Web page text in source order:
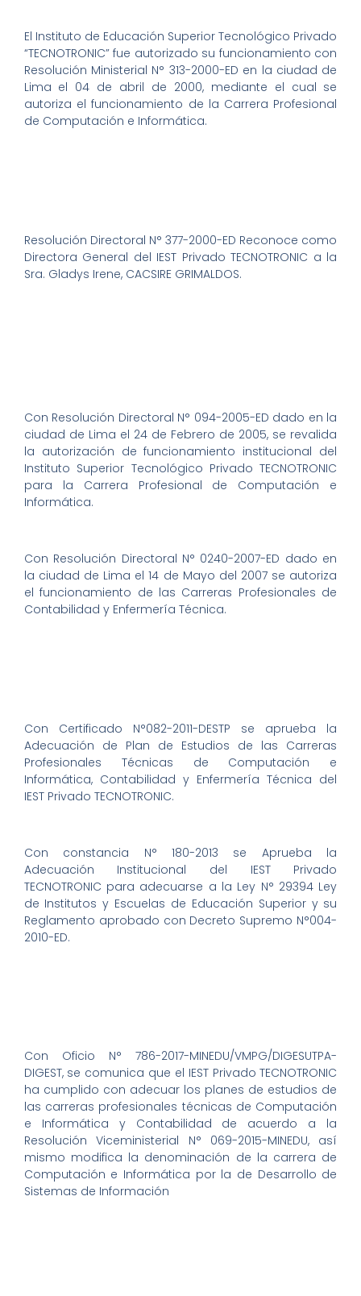
El Instituto de Educación Superior Tecnológico Privado
“TECNOTRONIC” fue autorizado su funcionamiento con
Resolución Ministerial N° 313-2000-ED en la ciudad de
Lima el 04 de abril de 2000, mediante el cual se
autoriza el funcionamiento de la Carrera Profesional
de Computación e Informática.
Resolución Directoral N° 377-2000-ED Reconoce como
Directora General del IEST Privado TECNOTRONIC a la
Sra. Gladys Irene, CACSIRE GRIMALDOS.
Con Resolución Directoral N° 094-2005-ED dado en la
ciudad de Lima el 24 de Febrero de 2005, se revalida
la autorización de funcionamiento institucional del
Instituto Superior Tecnológico Privado TECNOTRONIC
para la Carrera Profesional de Computación e
Informática.
Con Resolución Directoral N° 0240-2007-ED dado en
la ciudad de Lima el 14 de Mayo del 2007 se autoriza
el funcionamiento de las Carreras Profesionales de
Contabilidad y Enfermería Técnica.
Con Certificado N°082-2011-DESTP se aprueba la
Adecuación de Plan de Estudios de las Carreras
Profesionales Técnicas de Computación e
Informática, Contabilidad y Enfermería Técnica del
IEST Privado TECNOTRONIC.
Con constancia N° 180-2013 se Aprueba la
Adecuación Institucional del IEST Privado
TECNOTRONIC para adecuarse a la Ley N° 29394 Ley
de Institutos y Escuelas de Educación Superior y su
Reglamento aprobado con Decreto Supremo N°004-
2010-ED.
Con Oficio N° 786-2017-MINEDU/VMPG/DIGESUTPA-
DIGEST, se comunica que el IEST Privado TECNOTRONIC
ha cumplido con adecuar los planes de estudios de
las carreras profesionales técnicas de Computación
e Informática y Contabilidad de acuerdo a la
Resolución Viceministerial N° 069-2015-MINEDU, así
mismo modifica la denominación de la carrera de
Computación e Informática por la de Desarrollo de
Sistemas de Información